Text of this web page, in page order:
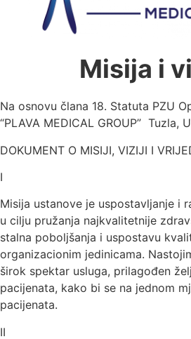
Misija i
Na osnovu člana 18. Statuta PZU
“PLAVA MEDICAL GROUP” Tuzla,
DOKUMENT O MISIJI, VIZIJI I
I
Misija ustanove je uspostavljanje i
u cilju pružanja najkvalitetnije
stalna poboljšanja i uspostavu
organizacionim jedinicama.
širok spektar usluga, prilagođen
pacijenata, kako bi se na jednom
pacijenata.
II